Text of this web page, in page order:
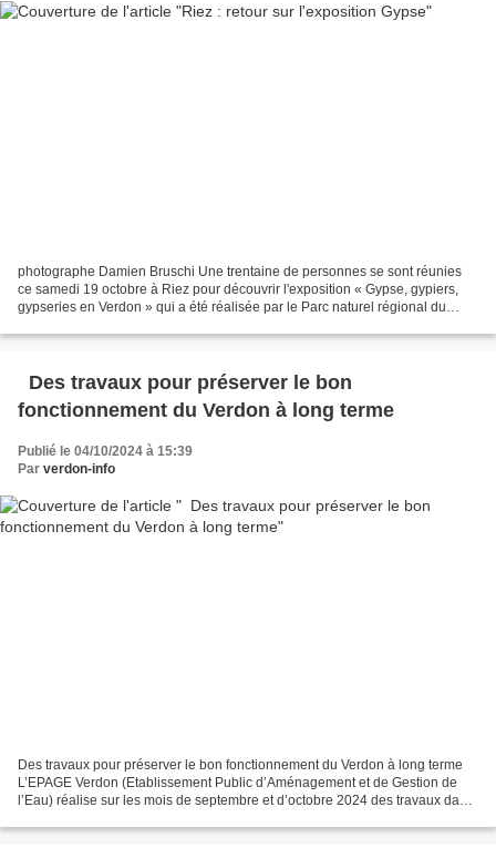
photographe Damien Bruschi Une trentaine de personnes se sont réunies
ce samedi 19 octobre à Riez pour découvrir l'exposition « Gypse, gypiers,
gypseries en Verdon » qui a été réalisée par le Parc naturel régional du
Des travaux pour préserver le bon
fonctionnement du Verdon à long terme
Publié le 04/10/2024 à 15:39
Par verdon-info
Des travaux pour préserver le bon fonctionnement du Verdon à long terme
L’EPAGE Verdon (Etablissement Public d’Aménagement et de Gestion de
l’Eau) réalise sur les mois de septembre et d’octobre 2024 des travaux dans